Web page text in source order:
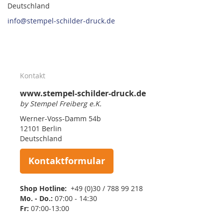
Deutschland
info@stempel-schilder-druck.de
Kontakt
www.stempel-schilder-druck.de
by Stempel Freiberg e.K.
Werner-Voss-Damm 54b
12101 Berlin
Deutschland
Kontaktformular
Shop Hotline: +49 (0)30 / 788 99 218
Mo. - Do.: 07:00 - 14:30
Fr: 07:00-13:00